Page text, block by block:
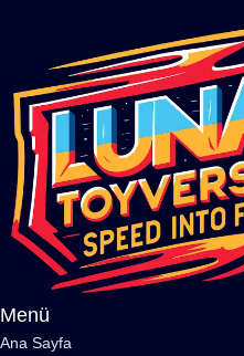
Menü
Ana Sayfa